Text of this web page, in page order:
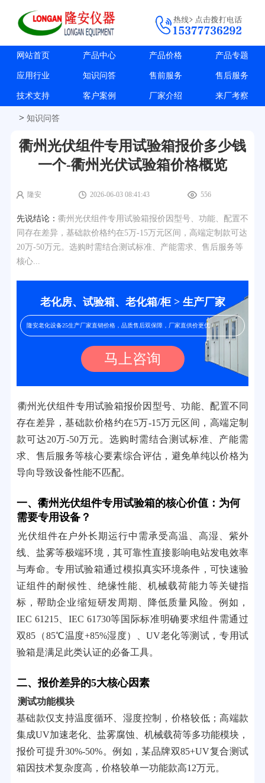
网站首页 产品中心 产品价格 产品专题
应用行业 知识问答 售前服务 售后服务
技术支持 客户案例 厂家介绍 来厂考察
> 知识问答
衢州光伏组件专用试验箱报价多少钱
一个-衢州光伏试验箱价格概览
隆安 2026-06-03 08:41:43 556
先说结论： 衢州光伏组件专用试验箱报价因型号、功能、配置不
同存在差异，基础款价格约在5万-15万元区间，高端定制款可达
20万-50万元。选购时需结合测试标准、产能需求、售后服务等
核心...
老化房、试验箱、老化箱/柜 > 生产厂家
隆安老化设备25生产厂家直销价格，品质售后双保障，厂家直供价更优！
马上咨询
衢州光伏组件专用试验箱报价因型号、功能、配置不同
存在差异，基础款价格约在5万-15万元区间，高端定制
款可达20万-50万元。选购时需结合测试标准、产能需
求、售后服务等核心要素综合评估，避免单纯以价格为
导向导致设备性能不匹配。
一、衢州光伏组件专用试验箱的核心价值：为何
需要专用设备？
光伏组件在户外长期运行中需承受高温、高湿、紫外
线、盐雾等极端环境，其可靠性直接影响电站发电效率
与寿命。专用试验箱通过模拟真实环境条件，可快速验
证组件的耐候性、绝缘性能、机械载荷能力等关键指
标，帮助企业缩短研发周期、降低质量风险。例如，
IEC 61215、IEC 61730等国际标准明确要求组件需通过
双85（85℃温度+85%湿度）、UV老化等测试，专用试
验箱是满足此类认证的必备工具。
二、报价差异的5大核心因素
测试功能模块
基础款仅支持温度循环、湿度控制，价格较低；高端款
集成UV加速老化、盐雾腐蚀、机械载荷等多功能模块，
报价可提升30%-50%。例如，某品牌双85+UV复合测试
箱因技术复杂度高，价格较单一功能款高12万元。